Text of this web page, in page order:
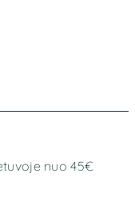
nuo 45€